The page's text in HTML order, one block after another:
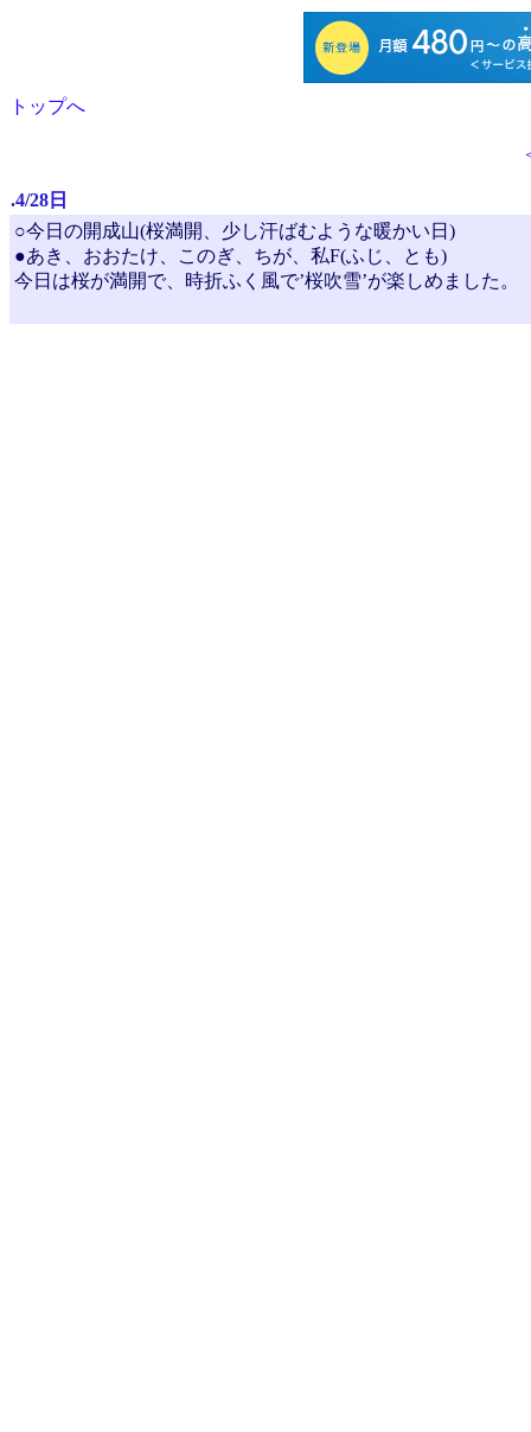
トップへ
.4/28日
○今日の開成山(桜満開、少し汗ばむような暖かい日)
●あき、おおたけ、このぎ、ちが、私F(ふじ、とも)
今日は桜が満開で、時折ふく風で’桜吹雪’が楽しめました。